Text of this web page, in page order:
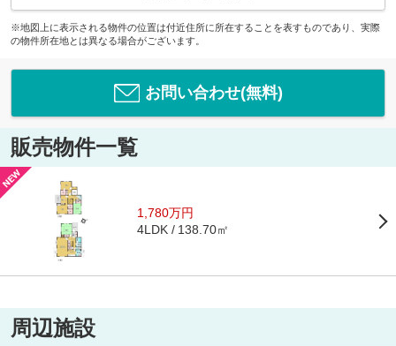
※地図上に表示される物件の位置は付近住所に所在することを表すものであり、実際
の物件所在地とは異なる場合がございます。
お問い合わせ(無料)
販売物件一覧
1,780万円
4LDK 138.70㎡
周辺施設